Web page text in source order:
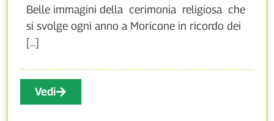
Belle immagini della cerimonia religiosa che
si svolge ogni anno a Moricone in ricordo dei
[...]
Vedi